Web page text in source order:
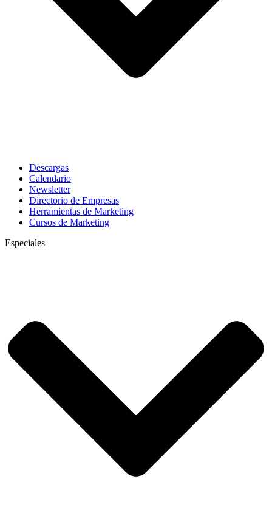
Descargas
Calendario
Newsletter
Directorio de Empresas
Herramientas de Marketing
Cursos de Marketing
Especiales